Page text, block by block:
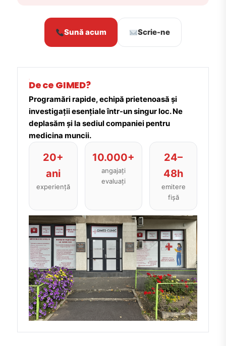
Sună acum Scrie-ne
De ce GIMED?
Programări rapide, echipă prietenoasă și
investigații esențiale într-un singur loc. Ne
deplasăm și la sediul companiei pentru
medicina muncii.
20+
ani
experiență
10.000+
angajați
evaluați
24–
48h
emitere
fișă